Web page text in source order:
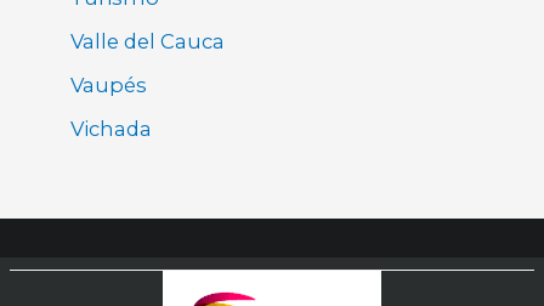
Valle del Cauca
Vaupés
Vichada